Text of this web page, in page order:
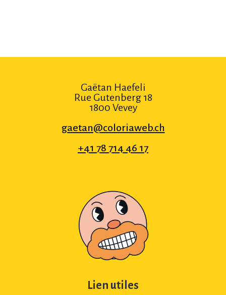
Gaëtan Haefeli
Rue Gutenberg 18
1800 Vevey
gaetan@coloriaweb.ch
+41 78 714 46 17
Lien utiles